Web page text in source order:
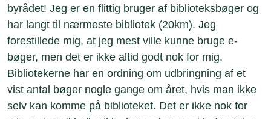
byrådet! Jeg er en flittig bruger af biblioteksbøger og
har langt til nærmeste bibliotek (20km). Jeg
forestillede mig, at jeg mest ville kunne bruge e-
bøger, men det er ikke altid godt nok for mig.
Bibliotekerne har en ordning om udbringning af et
vist antal bøger nogle gange om året, hvis man ikke
selv kan komme på biblioteket. Det er ikke nok for